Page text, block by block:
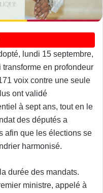
lundi 15 septembre,
en profondeur
voix contre une seule
ont validé
à sept ans, tout en le
des députés a
afin que les élections se
harmonisé.
durée des mandats.
ministre, appelé à